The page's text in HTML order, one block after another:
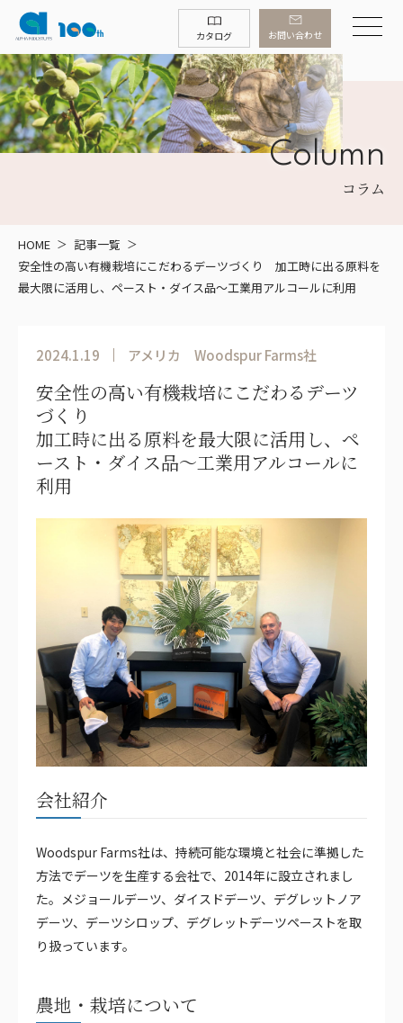
カタログ お問い合わせ
Column
コラム
HOME
記事一覧
安全性の高い有機栽培にこだわるデーツづくり 加工時に出る原料を
最大限に活用し、ペースト・ダイス品～工業用アルコールに利用
2024.1.19 アメリカ Woodspur Farms社
安全性の高い有機栽培にこだわるデーツ
づくり
加工時に出る原料を最大限に活用し、ペ
ースト・ダイス品～工業用アルコールに
利用
会社紹介
Woodspur Farms社は、持続可能な環境と社会に準拠した
方法でデーツを生産する会社で、2014年に設立されまし
た。メジョールデーツ、ダイスドデーツ、デグレットノア
デーツ、デーツシロップ、デグレットデーツペーストを取
り扱っています。​
農地・栽培について